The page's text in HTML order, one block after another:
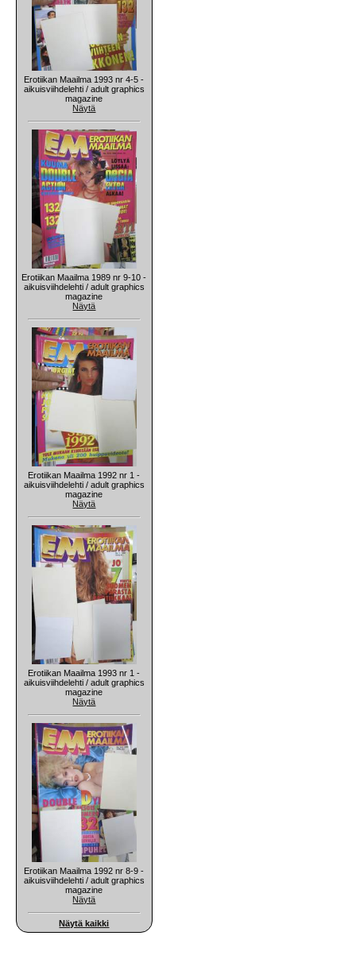
Erotiikan Maailma 1993 nr 4-5 -
aikuisviihdelehti / adult graphics
magazine
Näytä
Erotiikan Maailma 1989 nr 9-10 -
aikuisviihdelehti / adult graphics
magazine
Näytä
Erotiikan Maailma 1992 nr 1 -
aikuisviihdelehti / adult graphics
magazine
Näytä
Erotiikan Maailma 1993 nr 1 -
aikuisviihdelehti / adult graphics
magazine
Näytä
Erotiikan Maailma 1992 nr 8-9 -
aikuisviihdelehti / adult graphics
magazine
Näytä
Näytä kaikki